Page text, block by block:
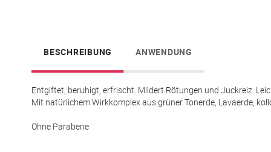
BESCHREIBUNG
Entgiftet, beruhigt, erfrischt. Mildert Rötungen und Juckreiz.
Mit natürlichem Wirkkomplex aus grüner Tonerde, Lavaerde,
Ohne Parabene
ANWENDUNG